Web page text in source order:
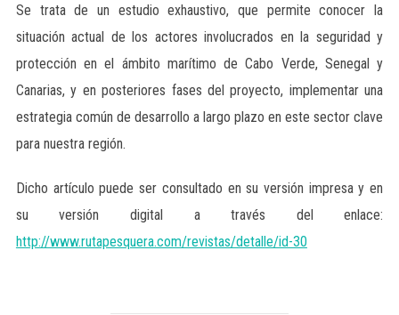
Se trata de un estudio exhaustivo, que permite conocer la
situación actual de los actores involucrados en la seguridad y
protección en el ámbito marítimo de Cabo Verde, Senegal y
Canarias, y en posteriores fases del proyecto, implementar una
estrategia común de desarrollo a largo plazo en este sector clave
para nuestra región.
Dicho artículo puede ser consultado en su versión impresa y en
su versión digital a través del enlace:
http://www.rutapesquera.com/revistas/detalle/id-30